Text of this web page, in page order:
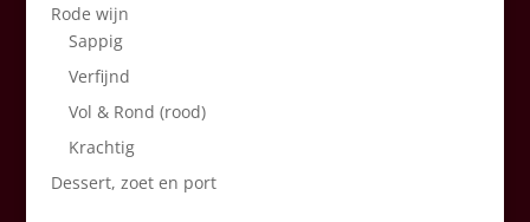
Rode wijn
Sappig
Verfijnd
Vol & Rond (rood)
Krachtig
Dessert, zoet en port